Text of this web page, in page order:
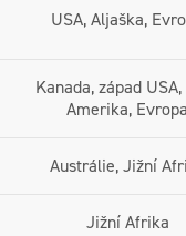
USA, Aljaška,
Kanada, západ
Amerika, Evropa
Austrálie, Jižní
Jižní Afrika